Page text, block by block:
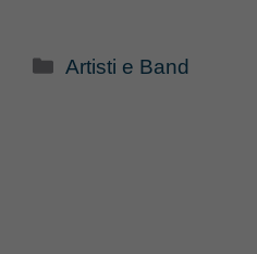
Categorie
Artisti e Band